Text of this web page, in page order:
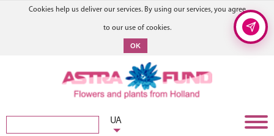
Cookies help us deliver our services. By using our services, you agree
to our use of cookies.
OK
UA